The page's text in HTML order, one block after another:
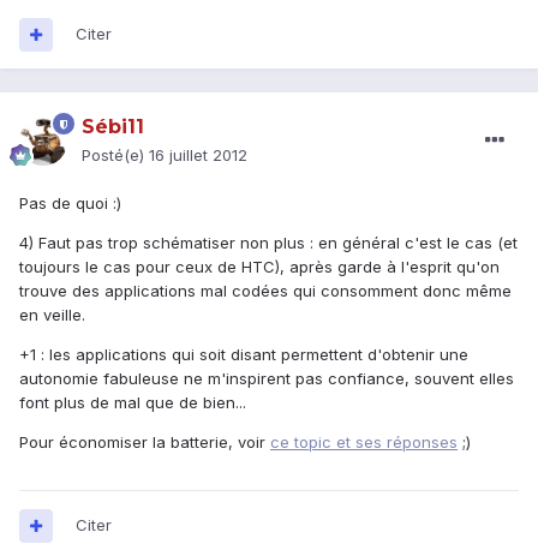
Citer
Sébi11
Posté(e) 16 juillet 2012
Pas de quoi :)
4) Faut pas trop schématiser non plus : en général c'est le cas (et
toujours le cas pour ceux de HTC), après garde à l'esprit qu'on
trouve des applications mal codées qui consomment donc même
en veille.
+1 : les applications qui soit disant permettent d'obtenir une
autonomie fabuleuse ne m'inspirent pas confiance, souvent elles
font plus de mal que de bien...
Pour économiser la batterie, voir ce topic et ses réponses ;)
Citer